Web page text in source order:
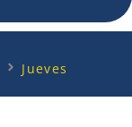
Jueves